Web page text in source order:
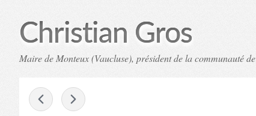
Christian Gros
Maire de Monteux (Vaucluse), président de la communauté